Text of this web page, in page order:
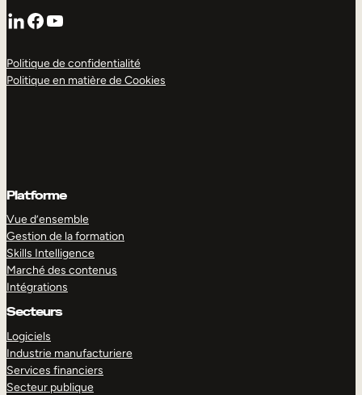
LinkedIn
Facebook
YouTube
Politique de confidentialité
Politique en matière de Cookies
Platforme
Vue d’ensemble
Gestion de la formation
Skills Intelligence
Marché des contenus
Intégrations
Secteurs
Logiciels
Industrie manufacturiere
Services financiers
Secteur publique